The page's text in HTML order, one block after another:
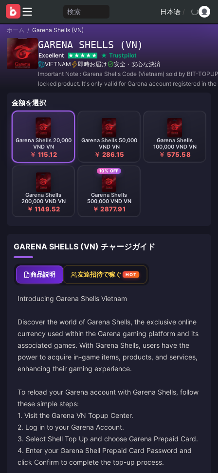
検索 日本语 /
ホーム / Garena Shells (VN)
GARENA SHELLS (VN)
Excellent
Trustpilot
VIETNAM
即時お届け
安全・安心な決済
Important Note : Garena Shells Code (Vietnam) sold by BIT-
locked product. It's only valid for Garena account registered in the
金額を選択
Garena Shells 20,000
VND VN
￥ 115.12
Garena Shells 50,000
VND VN
￥ 286.15
Garena Shells
100,000 VND VN
￥ 575.58
Garena Shells
200,000 VND VN
￥ 1149.52
10% OFF
Garena Shells
500,000 VND VN
￥ 2877.91
GARENA SHELLS (VN) チャージガイド
商品説明 友達招待で稼ぐ HOT
Introducing Garena Shells Vietnam
Discover the world of Garena Shells, the exclusive online
currency used within the Garena gaming platform and its
associated games. With Garena Shells, users have the
power to acquire in-game items, products, and services,
enhancing their gaming experience.
To reload your Garena account with Garena Shells, follow
these simple steps:
1. Visit the Garena VN Topup Center.
2. Log in to your Garena Account.
3. Select Shell Top Up and choose Garena Prepaid Card.
4. Enter your Garena Shell Prepaid Card Password and
click Confirm to complete the top-up process.